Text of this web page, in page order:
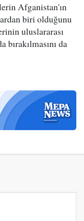
Afganistan'ın
biri olduğunu
uluslararası
bırakılmasını da